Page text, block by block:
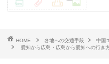
HOME 各地への交通手段 中国
愛知から広島・広島から愛知への行き